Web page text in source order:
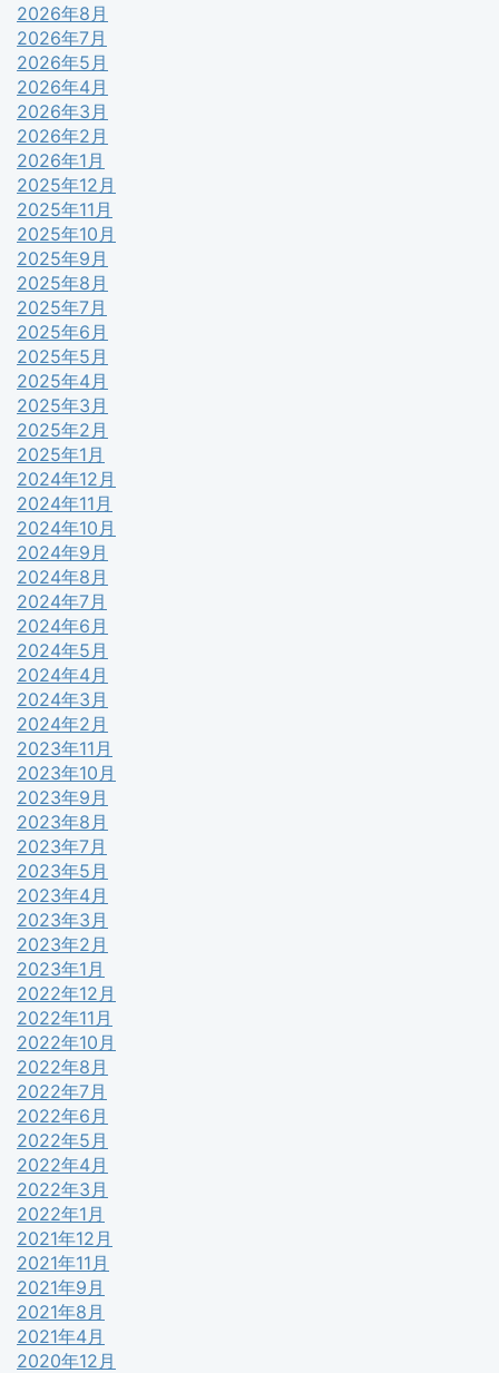
2026年8月
2026年7月
2026年5月
2026年4月
2026年3月
2026年2月
2026年1月
2025年12月
2025年11月
2025年10月
2025年9月
2025年8月
2025年7月
2025年6月
2025年5月
2025年4月
2025年3月
2025年2月
2025年1月
2024年12月
2024年11月
2024年10月
2024年9月
2024年8月
2024年7月
2024年6月
2024年5月
2024年4月
2024年3月
2024年2月
2023年11月
2023年10月
2023年9月
2023年8月
2023年7月
2023年5月
2023年4月
2023年3月
2023年2月
2023年1月
2022年12月
2022年11月
2022年10月
2022年8月
2022年7月
2022年6月
2022年5月
2022年4月
2022年3月
2022年1月
2021年12月
2021年11月
2021年9月
2021年8月
2021年4月
2020年12月